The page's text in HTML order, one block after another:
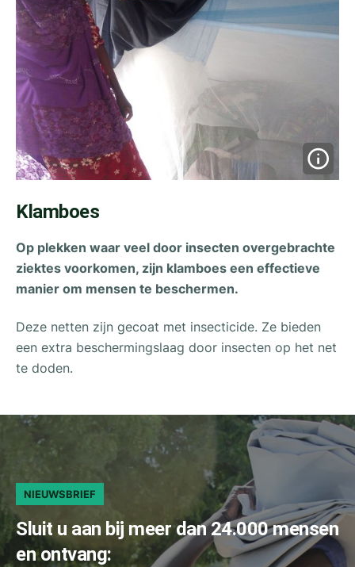
Klamboes
Op plekken waar veel door insecten overgebrachte
ziektes voorkomen, zijn klamboes een effectieve
manier om mensen te beschermen.
Deze netten zijn gecoat met insecticide. Ze bieden
een extra beschermingslaag door insecten op het net
te doden.
NIEUWSBRIEF
Sluit u aan bij meer dan 24.000 mensen
en ontvang: